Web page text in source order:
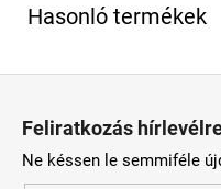
Feliratkozás
Ne késsen le semmiféle